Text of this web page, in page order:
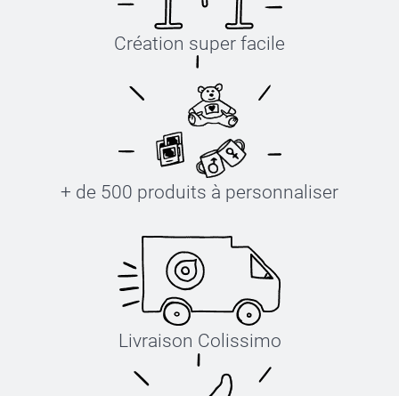
Création super facile
+ de 500 produits à personnaliser
Livraison Colissimo